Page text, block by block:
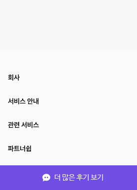
더 많은 후기 보기
회사
서비스 안내
관련 서비스
파트너쉽
서비스 제공 국가